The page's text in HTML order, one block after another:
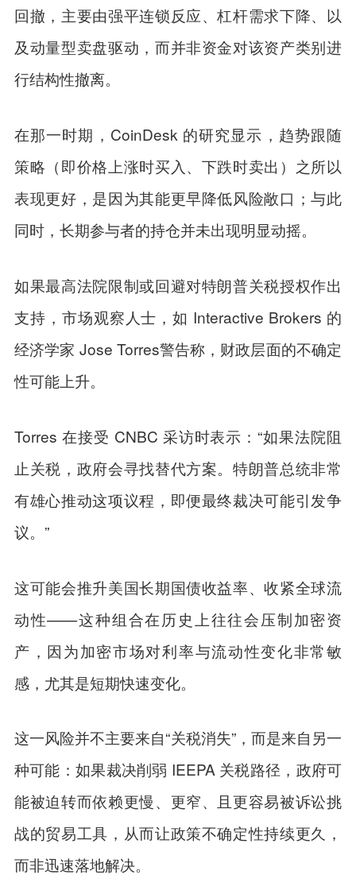
回撤，主要由强平连锁反应、杠杆需求下降、以
及动量型卖盘驱动，而并非资金对该资产类别进
行结构性撤离。
在那一时期，CoinDesk 的研究显示，趋势跟随
策略（即价格上涨时买入、下跌时卖出）之所以
表现更好，是因为其能更早降低风险敞口；与此
同时，长期参与者的持仓并未出现明显动摇。
如果最高法院限制或回避对特朗普关税授权作出
支持，市场观察人士，如 Interactive Brokers 的
经济学家 Jose Torres警告称，财政层面的不确定
性可能上升。
Torres 在接受 CNBC 采访时表示：“如果法院阻
止关税，政府会寻找替代方案。特朗普总统非常
有雄心推动这项议程，即便最终裁决可能引发争
议。”
这可能会推升美国长期国债收益率、收紧全球流
动性——这种组合在历史上往往会压制加密资
产，因为加密市场对利率与流动性变化非常敏
感，尤其是短期快速变化。
这一风险并不主要来自“关税消失”，而是来自另一
种可能：如果裁决削弱 IEEPA 关税路径，政府可
能被迫转而依赖更慢、更窄、且更容易被诉讼挑
战的贸易工具，从而让政策不确定性持续更久，
而非迅速落地解决。